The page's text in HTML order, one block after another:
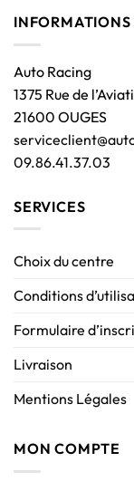
Auto Racing
1375 Rue de
21600 OUGES
09.86.41.37.03
SERVICES
Choix du centre
Conditions
Formulaire
Livraison
Mentions Légales
MON COMPTE